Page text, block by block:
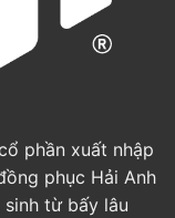
phần xuất nhập
phục Hải Anh
từ bấy lâu